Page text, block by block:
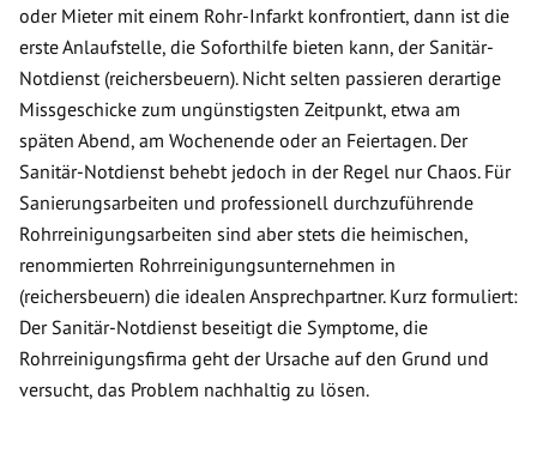
oder Mieter mit einem Rohr-Infarkt konfrontiert, dann ist die
erste Anlaufstelle, die Soforthilfe bieten kann, der Sanitär-
Notdienst (reichersbeuern). Nicht selten passieren derartige
Missgeschicke zum ungünstigsten Zeitpunkt, etwa am
späten Abend, am Wochenende oder an Feiertagen. Der
Sanitär-Notdienst behebt jedoch in der Regel nur Chaos. Für
Sanierungsarbeiten und professionell durchzuführende
Rohrreinigungsarbeiten sind aber stets die heimischen,
renommierten Rohrreinigungsunternehmen in
(reichersbeuern) die idealen Ansprechpartner. Kurz formuliert:
Der Sanitär-Notdienst beseitigt die Symptome, die
Rohrreinigungsfirma geht der Ursache auf den Grund und
versucht, das Problem nachhaltig zu lösen.